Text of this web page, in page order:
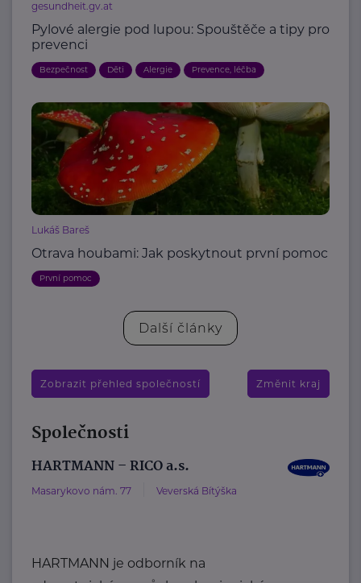
gesundheit.gv.at
Pylové alergie pod lupou: Spouštěče a tipy pro
prevenci
Bezpečnost Děti Alergie Prevence, léčba
Lukáš Bareš
Otrava houbami: Jak poskytnout první pomoc
První pomoc
Další články
Zobrazit přehled společností Změnit kraj
Společnosti
HARTMANN – RICO a.s.
Masarykovo nám. 77 Veverská Bítýška
HARTMANN je odborník na